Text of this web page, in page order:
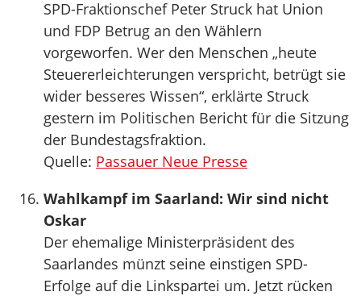
SPD-Fraktionschef Peter Struck hat Union
und FDP Betrug an den Wählern
vorgeworfen. Wer den Menschen „heute
Steuererleichterungen verspricht, betrügt sie
wider besseres Wissen“, erklärte Struck
gestern im Politischen Bericht für die Sitzung
der Bundestagsfraktion.
Quelle: Passauer Neue Presse
Wahlkampf im Saarland: Wir sind nicht
Oskar
Der ehemalige Ministerpräsident des
Saarlandes münzt seine einstigen SPD-
Erfolge auf die Linkspartei um. Jetzt rücken